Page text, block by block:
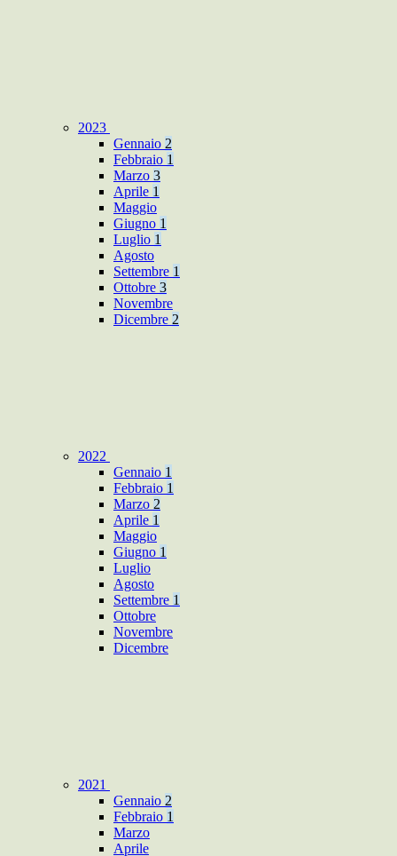
2023
Gennaio 2
Febbraio 1
Marzo 3
Aprile 1
Maggio
Giugno 1
Luglio 1
Agosto
Settembre 1
Ottobre 3
Novembre
Dicembre 2
2022
Gennaio 1
Febbraio 1
Marzo 2
Aprile 1
Maggio
Giugno 1
Luglio
Agosto
Settembre 1
Ottobre
Novembre
Dicembre
2021
Gennaio 2
Febbraio 1
Marzo
Aprile